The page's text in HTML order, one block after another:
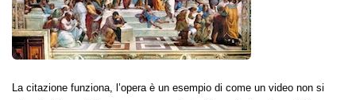
La citazione funziona, l’opera è un esempio di come un video non si